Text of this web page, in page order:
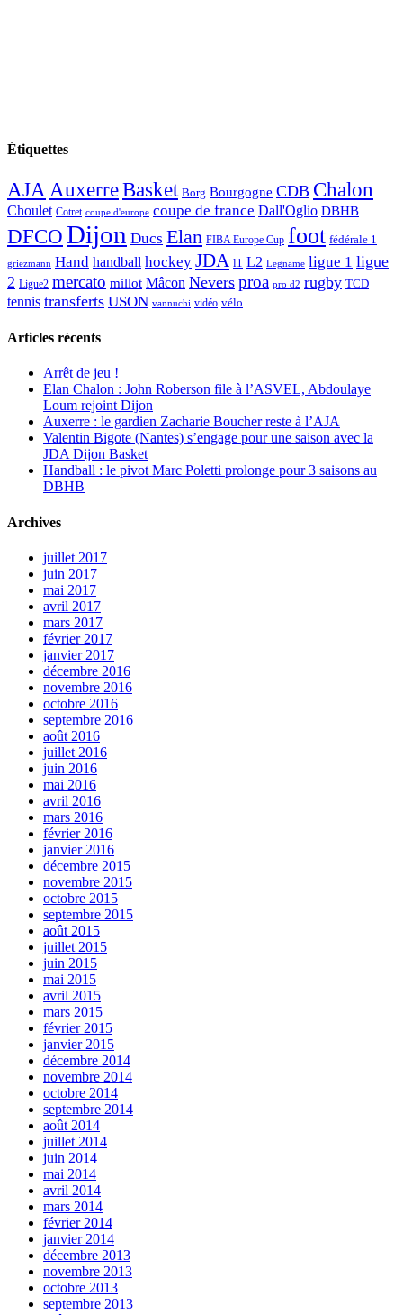
Étiquettes
AJA AuxerreBasket Borg Bourgogne CDB Chalon
Choulet Cotret coupe d'europe coupe de france Dall'Oglio DBHB
DFCODijon Ducs Elan FIBA Europe Cup foot fédérale 1
griezmann Hand handball hockey JDA l1 L2 Legname ligue 1 ligue
2 Ligue2 mercato millot Mâcon Nevers proa pro d2 rugby TCD
tennis transferts USON vannuchi vidéo vélo
Articles récents
Arrêt de jeu !
Elan Chalon : John Roberson file à l’ASVEL, Abdoulaye
Loum rejoint Dijon
Auxerre : le gardien Zacharie Boucher reste à l’AJA
Valentin Bigote (Nantes) s’engage pour une saison avec la
JDA Dijon Basket
Handball : le pivot Marc Poletti prolonge pour 3 saisons au
DBHB
Archives
juillet 2017
juin 2017
mai 2017
avril 2017
mars 2017
février 2017
janvier 2017
décembre 2016
novembre 2016
octobre 2016
septembre 2016
août 2016
juillet 2016
juin 2016
mai 2016
avril 2016
mars 2016
février 2016
janvier 2016
décembre 2015
novembre 2015
octobre 2015
septembre 2015
août 2015
juillet 2015
juin 2015
mai 2015
avril 2015
mars 2015
février 2015
janvier 2015
décembre 2014
novembre 2014
octobre 2014
septembre 2014
août 2014
juillet 2014
juin 2014
mai 2014
avril 2014
mars 2014
février 2014
janvier 2014
décembre 2013
novembre 2013
octobre 2013
septembre 2013